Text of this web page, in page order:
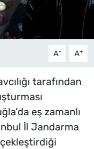
A- A+
tarafından
eş zamanlı
İl Jandarma